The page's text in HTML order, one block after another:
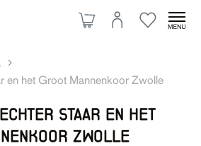
en het Groot Mannenkoor Zwolle
staar en het
zwolle